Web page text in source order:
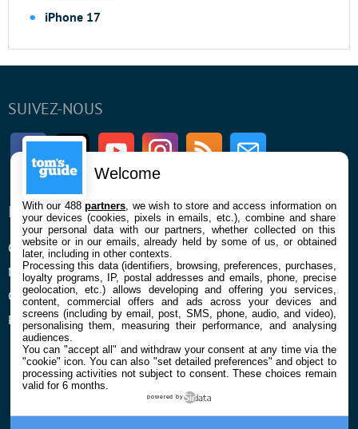
iPhone 17
SUIVEZ-NOUS
FacebookTwitter Youtube InstagramRSS Newsletter
ENTREPRISE
Qui sommes nous
Mentions légales et CGU
Confidentialité et Cookies
Préférences cookies
À PROPOS
La rédaction
Contact
Welcome
With our 488partners , we wish to store and access information on
your devices (cookies, pixels in emails, etc.), combine and share
your personal data with our partners, whether collected on this
website or in our emails, already held by some of us, or obtained
later, including in other contexts.
Processing this data (identifiers, browsing, preferences, purchases,
loyalty programs, IP, postal addresses and emails, phone, precise
geolocation, etc.) allows developing and offering you services,
content, commercial offers and ads across your devices and
screens (including by email, post, SMS, phone, audio, and video),
personalising them, measuring their performance, and analysing
audiences.
You can "accept all" and withdraw your consent at any time via the
"cookie" icon. You can also "set detailed preferences" and object to
processing activities not subject to consent. These choices remain
valid for 6 months.
powered by